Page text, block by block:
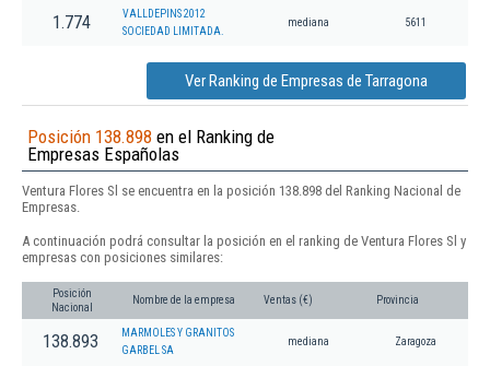
1.774
VALLDEPINS 2012
SOCIEDAD LIMITADA.
mediana 5611
Ver Ranking de Empresas de Tarragona
Posición 138.898 en el Ranking de
Empresas Españolas
Ventura Flores Sl se encuentra en la posición 138.898 del Ranking Nacional de
Empresas.
A continuación podrá consultar la posición en el ranking de Ventura Flores Sl y
empresas con posiciones similares:
Posición
Nacional
Nombre de la empresa Ventas (€) Provincia
138.893
MARMOLES Y GRANITOS
GARBEL SA
mediana Zaragoza